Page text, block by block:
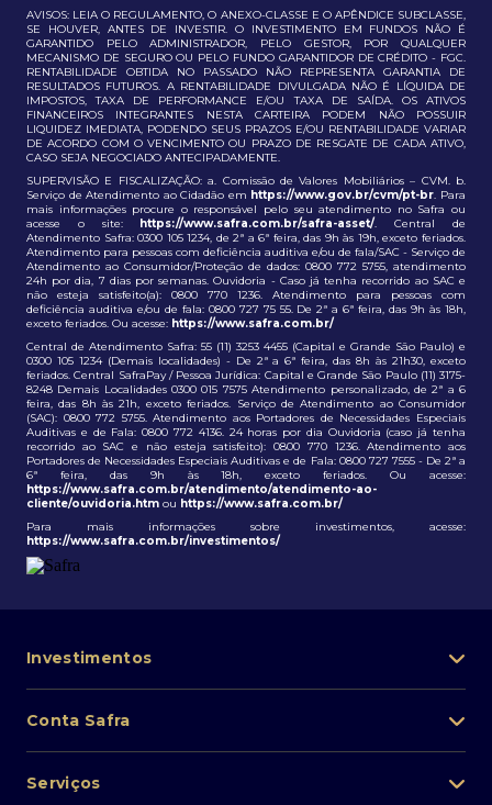
AVISOS: LEIA O REGULAMENTO, O ANEXO-CLASSE E O APÊNDICE SUBCLASSE,
SE HOUVER, ANTES DE INVESTIR. O INVESTIMENTO EM FUNDOS NÃO É
GARANTIDO PELO ADMINISTRADOR, PELO GESTOR, POR QUALQUER
MECANISMO DE SEGURO OU PELO FUNDO GARANTIDOR DE CRÉDITO - FGC.
RENTABILIDADE OBTIDA NO PASSADO NÃO REPRESENTA GARANTIA DE
RESULTADOS FUTUROS. A RENTABILIDADE DIVULGADA NÃO É LÍQUIDA DE
IMPOSTOS, TAXA DE PERFORMANCE E/OU TAXA DE SAÍDA. OS ATIVOS
FINANCEIROS INTEGRANTES NESTA CARTEIRA PODEM NÃO POSSUIR
LIQUIDEZ IMEDIATA, PODENDO SEUS PRAZOS E/OU RENTABILIDADE VARIAR
DE ACORDO COM O VENCIMENTO OU PRAZO DE RESGATE DE CADA ATIVO,
CASO SEJA NEGOCIADO ANTECIPADAMENTE.
SUPERVISÃO E FISCALIZAÇÃO: a. Comissão de Valores Mobiliários – CVM. b.
Serviço de Atendimento ao Cidadão em https://www.gov.br/cvm/pt-br. Para
mais informações procure o responsável pelo seu atendimento no Safra ou
acesse o site: https://www.safra.com.br/safra-asset/. Central de
Atendimento Safra: 0300 105 1234, de 2ª a 6ª feira, das 9h às 19h, exceto feriados.
Atendimento para pessoas com deficiência auditiva e/ou de fala/SAC - Serviço de
Atendimento ao Consumidor/Proteção de dados: 0800 772 5755, atendimento
24h por dia, 7 dias por semanas. Ouvidoria - Caso já tenha recorrido ao SAC e
não esteja satisfeito(a): 0800 770 1236. Atendimento para pessoas com
deficiência auditiva e/ou de fala: 0800 727 75 55. De 2ª a 6ª feira, das 9h às 18h,
exceto feriados. Ou acesse: https://www.safra.com.br/
Central de Atendimento Safra: 55 (11) 3253 4455 (Capital e Grande São Paulo) e
0300 105 1234 (Demais localidades) - De 2ª a 6ª feira, das 8h às 21h30, exceto
feriados. Central SafraPay / Pessoa Jurídica: Capital e Grande São Paulo (11) 3175-
8248 Demais Localidades 0300 015 7575 Atendimento personalizado, de 2ª a 6
feira, das 8h às 21h, exceto feriados. Serviço de Atendimento ao Consumidor
(SAC): 0800 772 5755. Atendimento aos Portadores de Necessidades Especiais
Auditivas e de Fala: 0800 772 4136. 24 horas por dia Ouvidoria (caso já tenha
recorrido ao SAC e não esteja satisfeito): 0800 770 1236. Atendimento aos
Portadores de Necessidades Especiais Auditivas e de Fala: 0800 727 7555 - De 2ª a
6ª feira, das 9h às 18h, exceto feriados. Ou acesse:
https://www.safra.com.br/atendimento/atendimento-ao-
cliente/ouvidoria.htm ou https://www.safra.com.br/
Para mais informações sobre investimentos, acesse:
https://www.safra.com.br/investimentos/
Investimentos
Lista de fundos de investimento
Conta Safra
Pessoa Física
Serviços